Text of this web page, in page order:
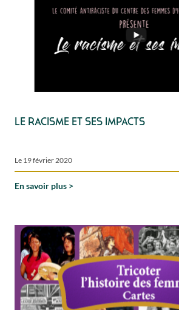
Le racisme et ses impacts
Le 19 février 2020
En savoir plus